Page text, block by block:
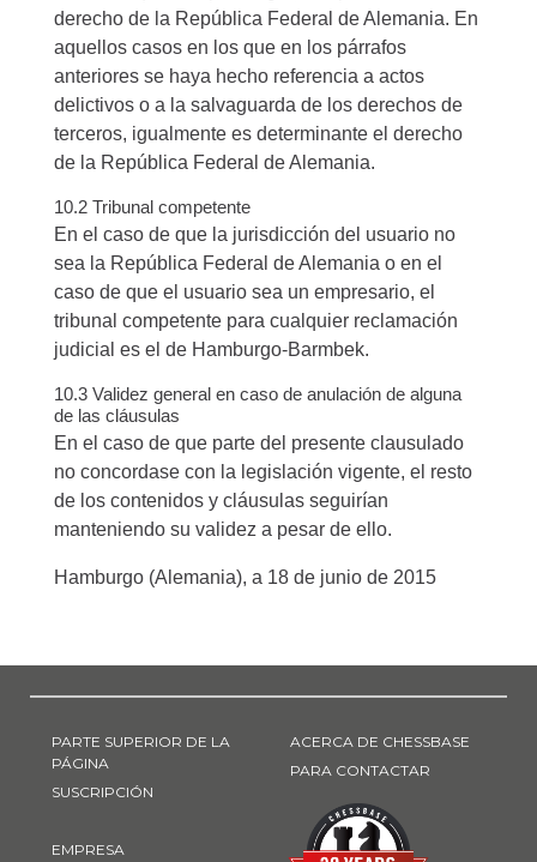
derecho de la República Federal de Alemania. En
aquellos casos en los que en los párrafos
anteriores se haya hecho referencia a actos
delictivos o a la salvaguarda de los derechos de
terceros, igualmente es determinante el derecho
de la República Federal de Alemania.
10.2 Tribunal competente
En el caso de que la jurisdicción del usuario no
sea la República Federal de Alemania o en el
caso de que el usuario sea un empresario, el
tribunal competente para cualquier reclamación
judicial es el de Hamburgo-Barmbek.
10.3 Validez general en caso de anulación de alguna
de las cláusulas
En el caso de que parte del presente clausulado
no concordase con la legislación vigente, el resto
de los contenidos y cláusulas seguirían
manteniendo su validez a pesar de ello.
Hamburgo (Alemania), a 18 de junio de 2015
PARTE SUPERIOR DE LA
PÁGINA
SUSCRIPCIÓN
EMPRESA
ACERCA DE CHESSBASE
PARA CONTACTAR